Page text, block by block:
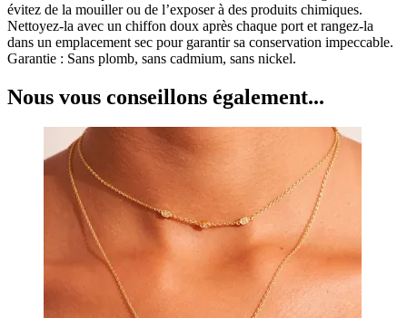
évitez de la mouiller ou de l’exposer à des produits chimiques.
Nettoyez-la avec un chiffon doux après chaque port et rangez-la
dans un emplacement sec pour garantir sa conservation impeccable.
Garantie : Sans plomb, sans cadmium, sans nickel.
Nous vous conseillons également...